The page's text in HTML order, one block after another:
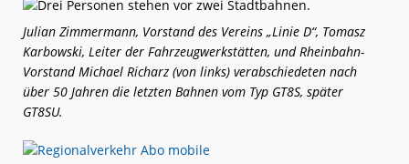
Julian Zimmermann, Vorstand des Vereins „Linie D“, Tomasz
Karbowski, Leiter der Fahrzeugwerkstätten, und Rheinbahn-
Vorstand Michael Richarz (von links) verabschiedeten nach
über 50 Jahren die letzten Bahnen vom Typ GT8S, später
GT8SU.